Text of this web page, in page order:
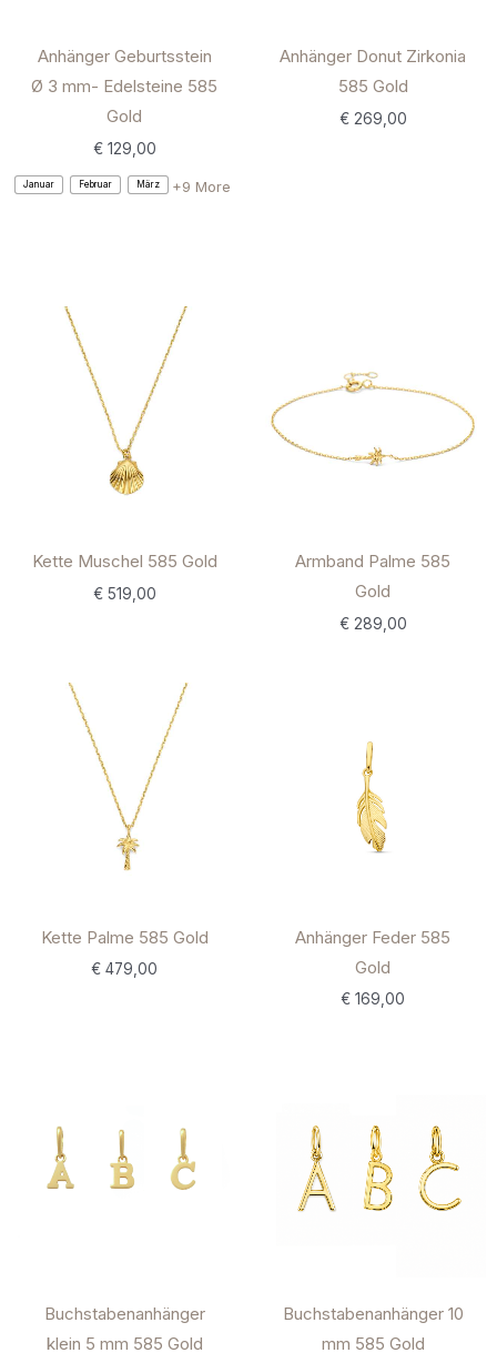
Anhänger Geburtsstein
Ø 3 mm- Edelsteine 585
Gold
€129,00
Januar Februar März +9 More
Anhänger Donut Zirkonia
585 Gold
€269,00
Kette Muschel 585 Gold
€519,00
Armband Palme 585
Gold
€289,00
Kette Palme 585 Gold
€ 479,00
Anhänger Feder 585
Gold
€ 169,00
Buchstabenanhänger
klein 5 mm 585 Gold
Buchstabenanhänger 10
mm 585 Gold